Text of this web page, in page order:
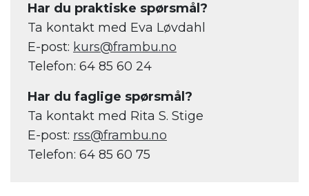
Har du praktiske spørsmål?
Ta kontakt med Eva Løvdahl
E-post: kurs@frambu.no
Telefon: 64 85 60 24
Har du faglige spørsmål?
Ta kontakt med Rita S. Stige
E-post: rss@frambu.no
Telefon: 64 85 60 75